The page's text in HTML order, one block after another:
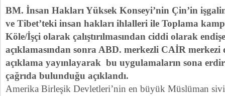
BM. İnsan Hakları Yüksek Konseyi’nin Çin’in
ve Tibet’teki insan hakları ihlalleri ile Toplama
Köle/İşçi olarak çalıştırılmasından ciddi olarak
açıklamasından sonra ABD. merkezli CAİR merkezi
açıklama yayınlayarak bu uygulamaların sona
çağrıda bulunduğu açıklandı.
Amerika Birleşik Devletleri’nin en büyük Müslüman